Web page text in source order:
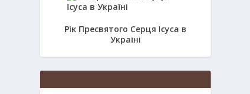
Рік Пресвятого Серця Ісуса в
Україні